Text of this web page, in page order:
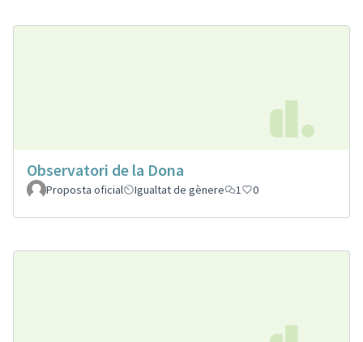
Observatori de la Dona
Proposta oficial Igualtat de gènere 1 0